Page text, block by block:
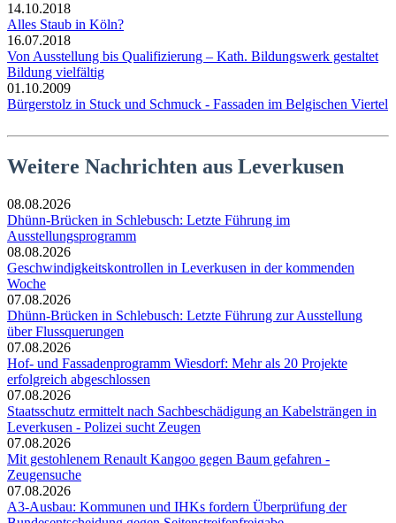
14.10.2018
Alles Staub in Köln?
16.07.2018
Von Ausstellung bis Qualifizierung – Kath. Bildungswerk gestaltet
Bildung vielfältig
01.10.2009
Bürgerstolz in Stuck und Schmuck - Fassaden im Belgischen Viertel
Weitere Nachrichten aus Leverkusen
08.08.2026
Dhünn-Brücken in Schlebusch: Letzte Führung im
Ausstellungsprogramm
08.08.2026
Geschwindigkeitskontrollen in Leverkusen in der kommenden
Woche
07.08.2026
Dhünn-Brücken in Schlebusch: Letzte Führung zur Ausstellung
über Flussquerungen
07.08.2026
Hof- und Fassadenprogramm Wiesdorf: Mehr als 20 Projekte
erfolgreich abgeschlossen
07.08.2026
Staatsschutz ermittelt nach Sachbeschädigung an Kabelsträngen in
Leverkusen - Polizei sucht Zeugen
07.08.2026
Mit gestohlenem Renault Kangoo gegen Baum gefahren -
Zeugensuche
07.08.2026
A3-Ausbau: Kommunen und IHKs fordern Überprüfung der